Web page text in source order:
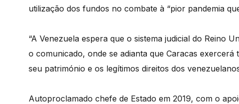
utilização dos fundos no combate à “pior pandemia
“A Venezuela espera que o sistema judicial do Reino
o comunicado, onde se adianta que Caracas
seu património e os legítimos direitos dos
Autoproclamado chefe de Estado em 2019, com o